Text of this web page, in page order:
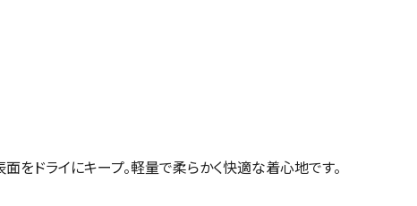
ドライにキープ。軽量で柔らかく快適な着心地です。